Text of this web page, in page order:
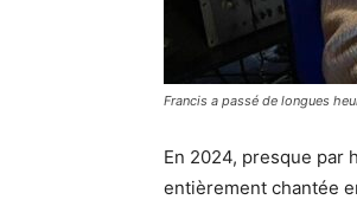
Francis a passé de longues
En 2024, presque par
entièrement chantée